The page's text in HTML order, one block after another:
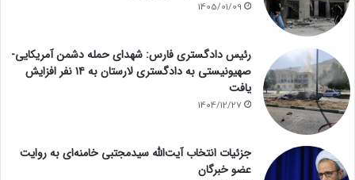
1405/01/09
رئیس دادگستری فارس: شهدای حمله دشمن آمریکایی-
صهیونیستی به دادگستری لارستان به ۱۴ نفر افزایش
یافت
1404/12/27
جزئیات انتخاب آیت‌الله سیدمجتبی خامنه‌ای به روایت
عضو خبرگان